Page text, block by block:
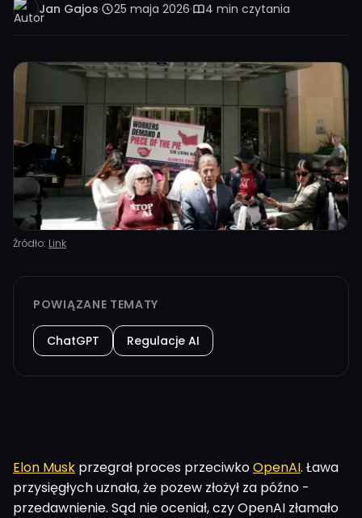
Jan Gajos· 25 maja 2026· 4 min czytania
Źródło: Link
POWIĄZANE TEMATY
ChatGPT Regulacje AI
Elon Musk przegrał proces przeciwkoOpenAI. Ława
przysięgłych uznała, że pozew złożył za późno -
przedawnienie. Sąd nie oceniał, czy OpenAI złamało